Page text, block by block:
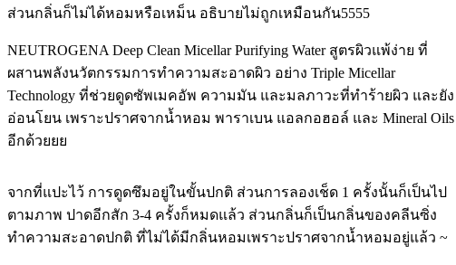
ส่วนกลิ่นก็ไม่ได้หอมหรือเหม็น อธิบายไม่ถูกเหมือนกัน5555
NEUTROGENA Deep Clean Micellar Purifying Water สูตรผิวแพ้ง่าย ที่
ผสานพลังนวัตกรรมการทำความสะอาดผิว อย่าง Triple Micellar
Technology ที่ช่วยดูดซัพเมคอัพ ความมัน และมลภาวะที่ทำร้ายผิว และยัง
อ่อนโยน เพราะปราศจากน้ำหอม พาราเบน แอลกอฮอล์ และ Mineral Oils
อีกด้วยยย
จากที่แปะไว้ การดูดซึมอยู่ในขั้นปกติ ส่วนการลองเช็ด 1 ครั้งนั้นก็เป็นไป
ตามภาพ ปาดอีกสัก 3-4 ครั้งก็หมดแล้ว ส่วนกลิ่นก็เป็นกลิ่นของคลีนซิ่ง
ทำความสะอาดปกติ ที่ไม่ได้มีกลิ่นหอมเพราะปราศจากน้ำหอมอยู่แล้ว ~